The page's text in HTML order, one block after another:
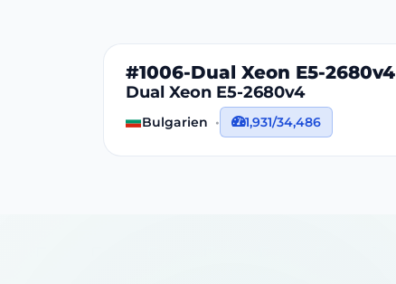
#1006-Dual Xeon E5-2680v4
Dual Xeon E5-2680v4
Bulgarien 1,931/34,486